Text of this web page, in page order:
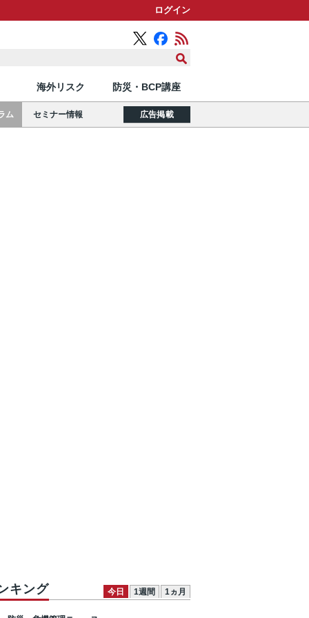
ログイン
海外リスク 防災・BCP講座
ム セミナー情報 広告掲載
キング 今日 1週間 1ヵ月